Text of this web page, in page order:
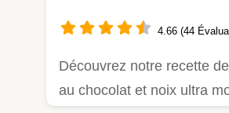
4.66 (44
Découvrez notre recette
au chocolat et noix ultra